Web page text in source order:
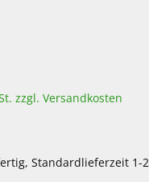
zzgl. Versandkosten
Standardlieferzeit 1-